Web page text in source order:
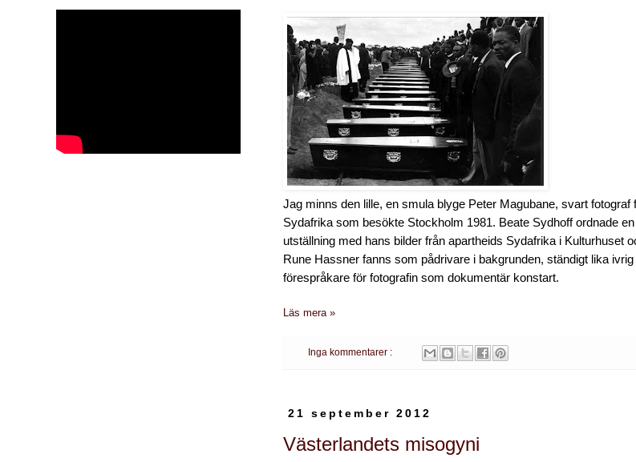
Jag minns den lille, en smula blyge Peter Magubane, svart fotograf
Sydafrika som besökte Stockholm 1981. Beate Sydhoff ordnade en
utställning med hans bilder från apartheids Sydafrika i Kulturhuset
Rune Hassner fanns som pådrivare i bakgrunden, ständigt lika ivrig
förespråkare för fotografin som dokumentär konstart.
Läs mera »
Inga kommentarer :
21 september 2012
Västerlandets misogyni